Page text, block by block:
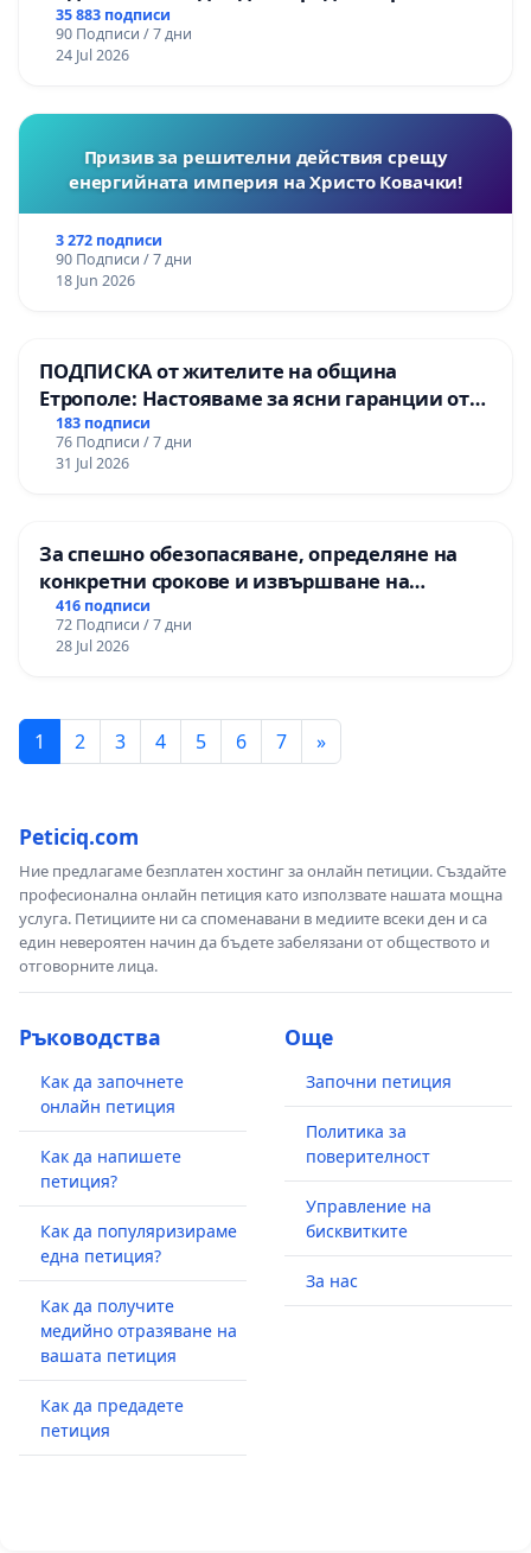
правата ни в тъмното
35 883 подписи
90 Подписи / 7 дни
24 Jul 2026
Призив за решителни действия срещу
енергийната империя на Христо Ковачки!
3 272 подписи
90 Подписи / 7 дни
18 Jun 2026
ПОДПИСКА от жителите на община
Етрополе: Настояваме за ясни гаранции от
“Елаците-МЕД” АД и от държавата, че ще се
изпълнят всички екологични норми!
183 подписи
76 Подписи / 7 дни
31 Jul 2026
За спешно обезопасяване, определяне на
конкретни срокове и извършване на
цялостна рехабилитация на
републиканския път между пътен възел АМ
„Тракия“ - гр. Ихтиман - с. Мирово - к.к.
416 подписи
72 Подписи / 7 дни
28 Jul 2026
1 2 3 4 5 6 7 »
Peticiq.com
Ние предлагаме безплатен хостинг за онлайн петиции. Създайте
професионална онлайн петиция като използвате нашата мощна
услуга. Петициите ни са споменавани в медиите всеки ден и са
един невероятен начин да бъдете забелязани от обществото и
отговорните лица.
Ръководства
Как да започнете
онлайн петиция
Как да напишете
петиция?
Как да популяризираме
една петиция?
Как да получите
медийно отразяване на
вашата петиция
Как да предадете
петиция
Още
Започни петиция
Политика за
поверителност
Управление на
бисквитките
За нас